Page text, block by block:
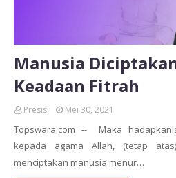
Manusia
Keadaan Fitrah
Presisi Mei 30, 2021
Topswara.com -- Maka
kepada agama Allah, (tetap
menciptakan manusia menur…